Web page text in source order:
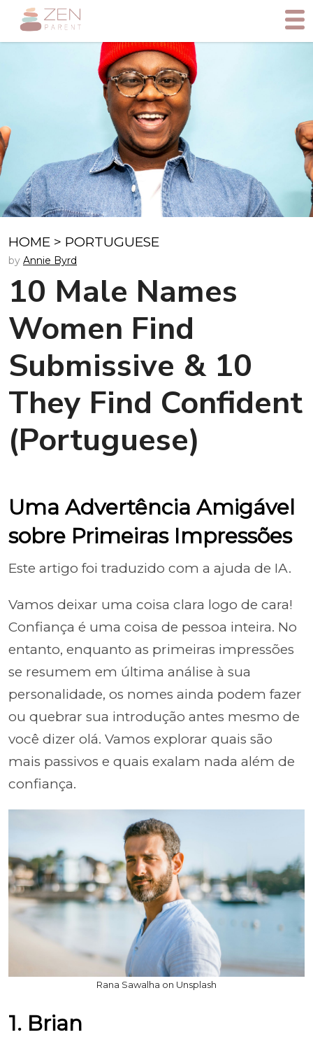
HOME > PORTUGUESE
by Annie Byrd
10 Male Names
Women Find
Submissive & 10
They Find Confident
(Portuguese)
Uma Advertência Amigável
sobre Primeiras Impressões
Este artigo foi traduzido com a ajuda de IA.
Vamos deixar uma coisa clara logo de cara!
Confiança é uma coisa de pessoa inteira. No
entanto, enquanto as primeiras impressões
se resumem em última análise à sua
personalidade, os nomes ainda podem fazer
ou quebrar sua introdução antes mesmo de
você dizer olá. Vamos explorar quais são
mais passivos e quais exalam nada além de
confiança.
Rana Sawalha on Unsplash
1. Brian